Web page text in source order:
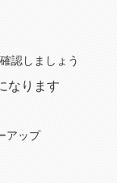
認しましょう
なります
アップ